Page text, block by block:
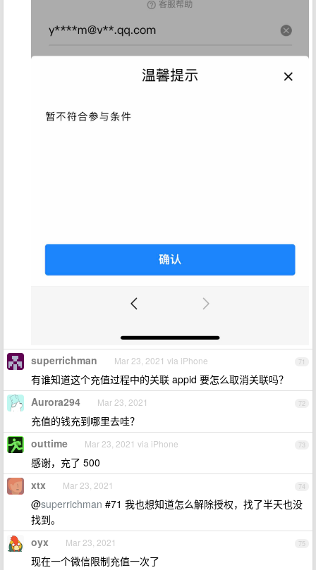
71
superrichman Mar 23, 2021 via iPhone
有谁知道这个充值过程中的关联 appid 要怎么取消关联吗？
72
Aurora294 Mar 23, 2021
充值的钱充到哪里去哇？
73
outtime Mar 23, 2021 via iPhone
感谢，充了 500
74
xtx Mar 23, 2021
@superrichman #71 我也想知道怎么解除授权，找了半天也没
找到。
75
oyx Mar 23, 2021
现在一个微信限制充值一次了